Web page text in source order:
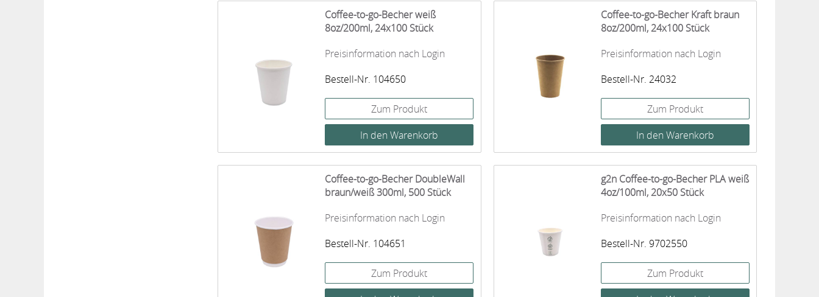
Coffee-to-go-Becher weiß
8oz/200ml, 24x100 Stück
Preisinformation nach Login
Bestell-Nr. 104650
Zum Produkt
Coffee-to-go-Becher Kraft braun
8oz/200ml, 24x100 Stück
Preisinformation nach Login
Bestell-Nr. 24032
Zum Produkt
Coffee-to-go-Becher DoubleWall
braun/weiß 300ml, 500 Stück
Preisinformation nach Login
Bestell-Nr. 104651
Zum Produkt
g2n Coffee-to-go-Becher PLA weiß
4oz/100ml, 20x50 Stück
Preisinformation nach Login
Bestell-Nr. 9702550
Zum Produkt